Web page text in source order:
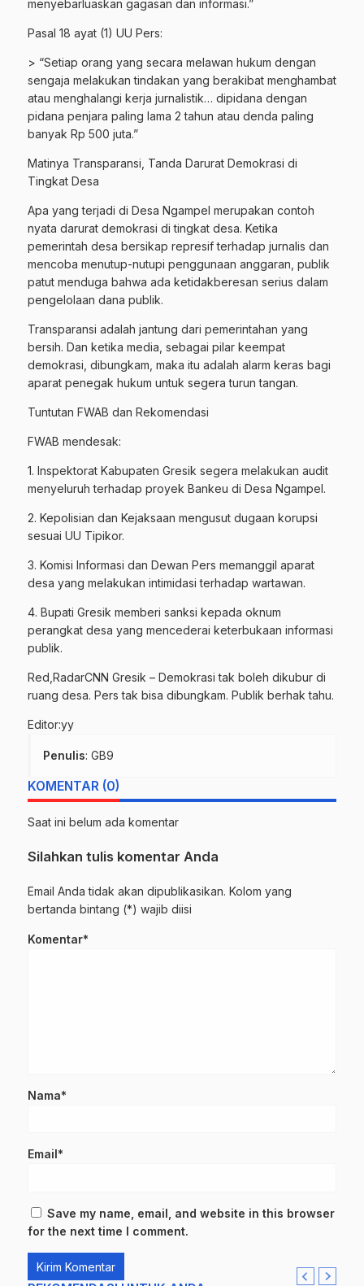
menyebarluaskan gagasan dan informasi.”
Pasal 18 ayat (1) UU Pers:
> “Setiap orang yang secara melawan hukum dengan
sengaja melakukan tindakan yang berakibat menghambat
atau menghalangi kerja jurnalistik… dipidana dengan
pidana penjara paling lama 2 tahun atau denda paling
banyak Rp 500 juta.”
Matinya Transparansi, Tanda Darurat Demokrasi di
Tingkat Desa
Apa yang terjadi di Desa Ngampel merupakan contoh
nyata darurat demokrasi di tingkat desa. Ketika
pemerintah desa bersikap represif terhadap jurnalis dan
mencoba menutup-nutupi penggunaan anggaran, publik
patut menduga bahwa ada ketidakberesan serius dalam
pengelolaan dana publik.
Transparansi adalah jantung dari pemerintahan yang
bersih. Dan ketika media, sebagai pilar keempat
demokrasi, dibungkam, maka itu adalah alarm keras bagi
aparat penegak hukum untuk segera turun tangan.
Tuntutan FWAB dan Rekomendasi
FWAB mendesak:
1. Inspektorat Kabupaten Gresik segera melakukan audit
menyeluruh terhadap proyek Bankeu di Desa Ngampel.
2. Kepolisian dan Kejaksaan mengusut dugaan korupsi
sesuai UU Tipikor.
3. Komisi Informasi dan Dewan Pers memanggil aparat
desa yang melakukan intimidasi terhadap wartawan.
4. Bupati Gresik memberi sanksi kepada oknum
perangkat desa yang mencederai keterbukaan informasi
publik.
Red,RadarCNN Gresik – Demokrasi tak boleh dikubur di
ruang desa. Pers tak bisa dibungkam. Publik berhak tahu.
Editor:yy
Penulis: GB9
KOMENTAR (0)
Saat ini belum ada komentar
Silahkan tulis komentar Anda
Email Anda tidak akan dipublikasikan. Kolom yang
bertanda bintang (*) wajib diisi
Komentar*
Nama*
Email*
Save my name, email, and website in this browser
for the next time I comment.